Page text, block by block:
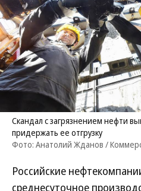
Скандал с загрязнением нефти
придержать ее отгрузку
Фото: Анатолий Жданов /
Российские
среднесуточное